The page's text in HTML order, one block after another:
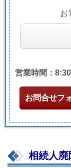
お
営業時間：
お問合せフ
相続人廃